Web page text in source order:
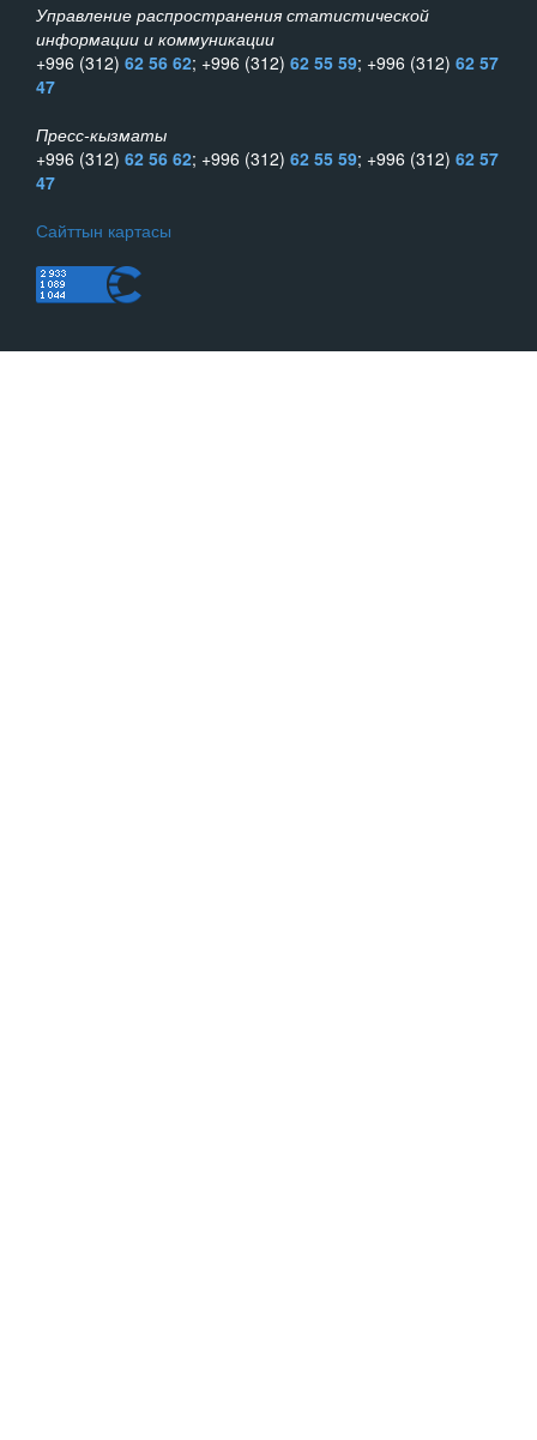
Управление распространения статистической
информации и коммуникации
+996 (312) 62 56 62; +996 (312) 62 55 59; +996 (312) 62 57
47
Пресс-кызматы
+996 (312) 62 56 62; +996 (312) 62 55 59; +996 (312) 62 57
47
Сайттын картасы